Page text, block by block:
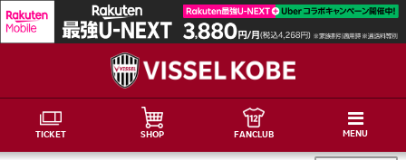
TICKET SHOP FANCLUB MENU